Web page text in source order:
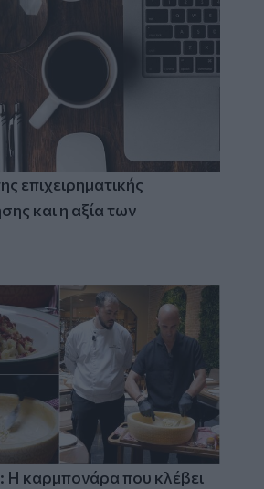
επιχειρηματικής
και η αξία των
Η καρμπονάρα που κλέβει